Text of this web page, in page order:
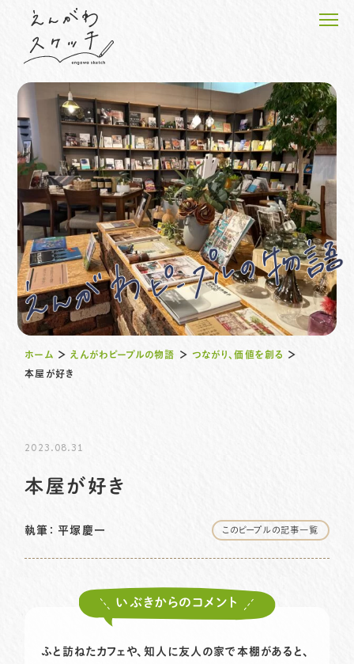
ホーム
えんがわピープルの物語
えんがわのプロジェクト
えんがわスケッチのこと
お知らせ
ホーム ＞ えんがわピープルの物語 ＞ つながり、価値を創る
＞
本屋が好き
2023.08.31
本屋が好き
執筆： 平塚慶一 このピープルの記事一覧
いぶきからのコメント
ふと訪ねたカフェや、知人に友人の家で本棚があると、